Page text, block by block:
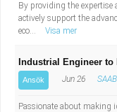
By providing the
actively support the
eco...
Visa mer
Industrial Engineer
Ansök Jun 26
Passionate about making